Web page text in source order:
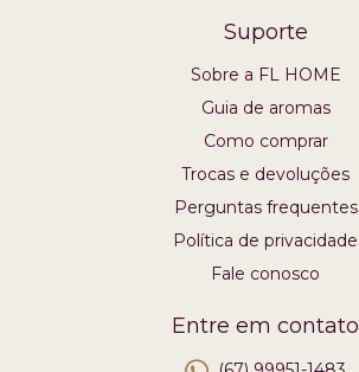
Suporte
Sobre a FL HOME
Guia de aromas
Como comprar
Trocas e devoluções
Perguntas frequentes
Política de privacidade
Fale conosco
Entre em contato